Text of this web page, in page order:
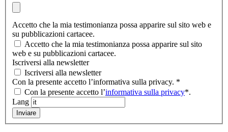
Accetto che la mia testimonianza possa apparire sul sito web e
su pubblicazioni cartacee.
Accetto che la mia testimonianza possa apparire sul sito
web e su pubblicazioni cartacee.
Iscriversi alla newsletter
Iscriversi alla newsletter
Con la presente accetto l’informativa sulla privacy. *
Con la presente accetto l’informativa sulla privacy*.
Lang
Inviare